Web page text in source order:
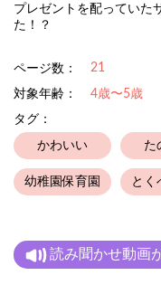
プレゼントを配っていた
た！？
ページ数： 21
対象年齢：
4歳〜5歳
タグ：
かわいい た
幼稚園保育園 とく
読み聞かせ動画